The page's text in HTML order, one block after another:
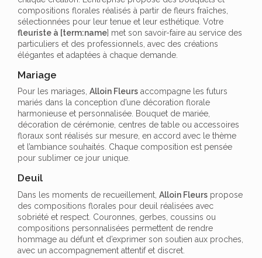
compositions florales réalisés à partir de fleurs fraîches,
sélectionnées pour leur tenue et leur esthétique. Votre
fleuriste à [term:name] met son savoir-faire au service des
particuliers et des professionnels, avec des créations
élégantes et adaptées à chaque demande.
Mariage
Pour les mariages, Alloin Fleurs accompagne les futurs
mariés dans la conception d’une décoration florale
harmonieuse et personnalisée. Bouquet de mariée,
décoration de cérémonie, centres de table ou accessoires
floraux sont réalisés sur mesure, en accord avec le thème
et l’ambiance souhaités. Chaque composition est pensée
pour sublimer ce jour unique.
Deuil
Dans les moments de recueillement, Alloin Fleurs propose
des compositions florales pour deuil réalisées avec
sobriété et respect. Couronnes, gerbes, coussins ou
compositions personnalisées permettent de rendre
hommage au défunt et d’exprimer son soutien aux proches,
avec un accompagnement attentif et discret.